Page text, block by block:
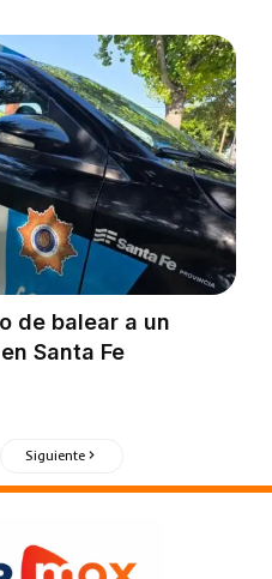
de balear a un
Santa Fe
Siguiente